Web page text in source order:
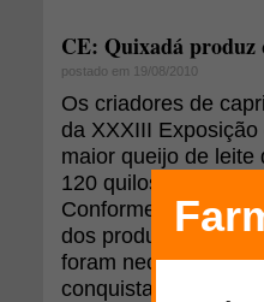
CE: Quixadá produz
postado em 19/08/2010
Os criadores de
da XXXIII
maior queijo de
120 quilos, 34 a
Conforme o
dos produtores de
foram necessários
conquistada por eles